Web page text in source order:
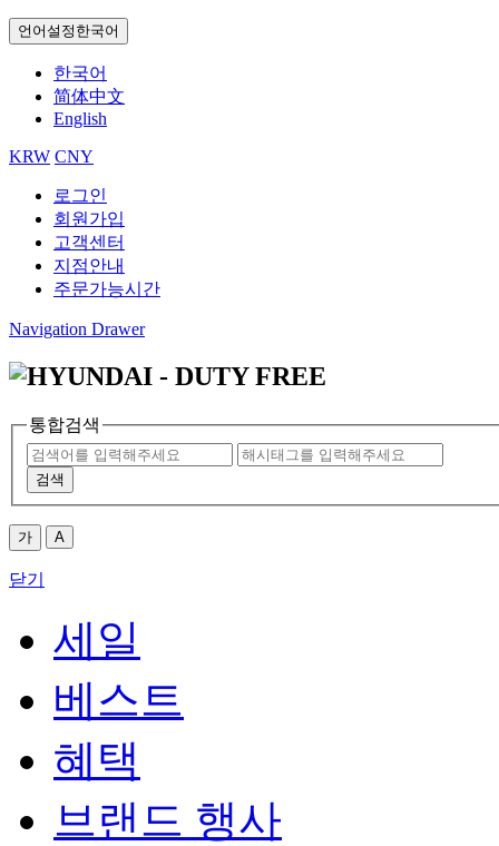
언어설정 한국어
한국어
简体中文
English
KRW CNY
로그인
회원가입
고객센터
지점안내
주문가능시간
Navigation Drawer
통합검색
검색
가 A
닫기
세일
베스트
혜택
브랜드 행사